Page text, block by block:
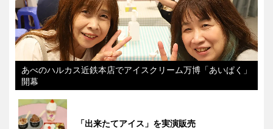
あべのハルカス近鉄本店でアイスクリーム万博「あいぱく」
開幕
「出来たてアイス」を実演販売